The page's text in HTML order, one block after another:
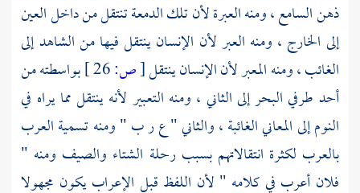
ذهن السامع ، ومنه العبرة لأن تلك الدمعة تنتقل من داخل العين
إلى الخارج ، ومنه العبر لأن الإنسان ينتقل فيها من الشاهد إلى
الغائب ، ومنه المعبر لأن الإنسان ينتقل[ص:
بواسطته من
أحد طرفي البحر إلى الثاني ، ومنه التعبير لأنه ينتقل مما يراه في
النوم إلى المعاني الغائبة ، والثاني " ع ر ب " ومنه تسمية العرب
بالعرب لكثرة انتقالاتهم بسبب رحلة الشتاء والصيف ومنه "
فلان أعرب في كلامه " لأن اللفظ قبل الإعراب يكون مجهولا